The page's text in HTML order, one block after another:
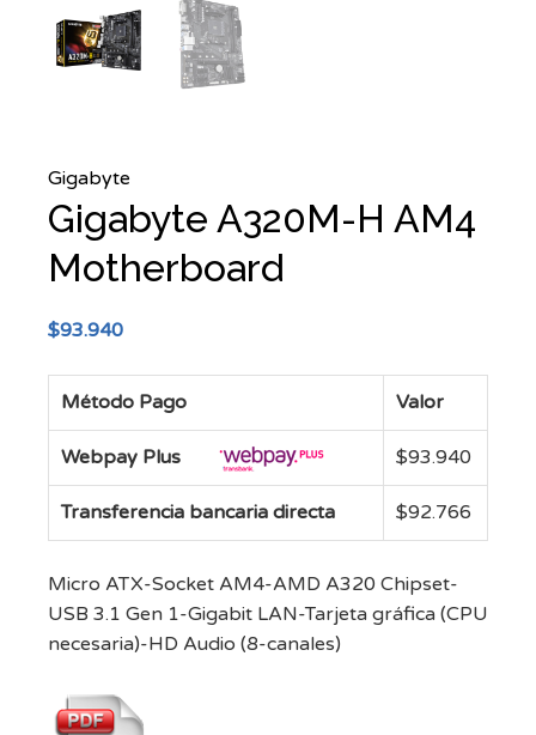
Gigabyte
Gigabyte A320M-H AM4
Motherboard
$93.940
Método Pago Valor
Webpay Plus $93.940
Transferencia bancaria directa $92.766
Micro ATX-Socket AM4-AMD A320 Chipset-
USB 3.1 Gen 1-Gigabit LAN-Tarjeta gráfica (CPU
necesaria)-HD Audio (8-canales)